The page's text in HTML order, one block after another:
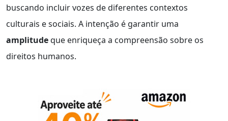
buscando incluir vozes de diferentes contextos
culturais e sociais. A intenção é garantir uma
amplitudeque enriqueça a compreensão sobre os
direitos humanos.